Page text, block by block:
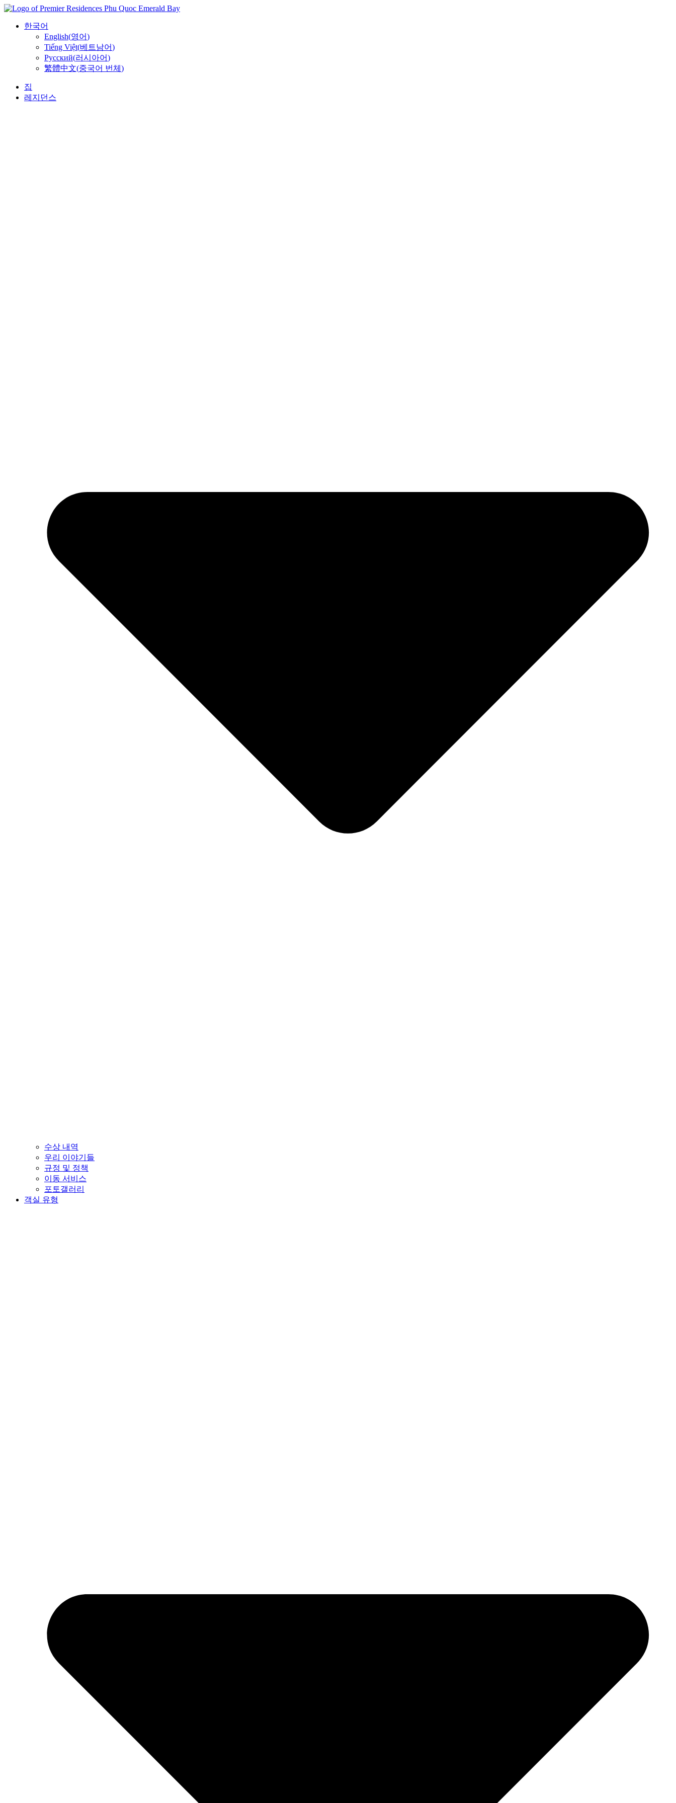
콘
한국어
English(영어)
Tiếng Việt(베트남어)
Русский(러시아어)
繁體中文(중국어 번체 )
집
레지던스
수상 내역
우리 이야기들
규정 및 정책
이동 서비스
포토갤러리
객실 유형